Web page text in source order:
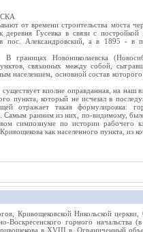
от времени строительства моста
деревня Гусевка в связи с
пос. Александровский, а в 1895 - в
В границах Новониколаевска
связанных между собой,
населением, основной состав
вполне оправданная, на наш
пункта, который не исчезал в
отражает такая формулировка:
ранним из них, по-видимому,
симпозиуме по истории рабочего
как населенного пункта, из
Кривощековской Никольской
Воскресенского горного начальства
в XVIII в. Ограниченный